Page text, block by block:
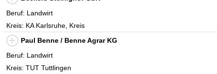
Beruf: Landwirt
Kreis: KA Karlsruhe, Kreis
Paul Benne / Benne Agrar KG
Beruf: Landwirt
Kreis: TUT Tuttlingen